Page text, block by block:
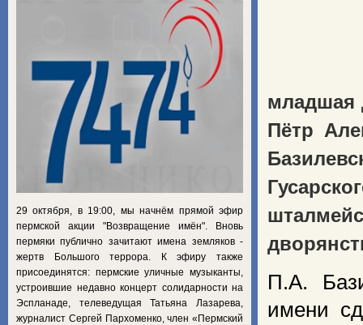
младшая
Пётр
П.А.
имени
29 октября, в 19:00, мы начнём прямой эфир
пермской акции "Возвращение имён". Вновь
пермяки публично зачитают имена земляков -
жертв Большого террора. К эфиру также
присоединятся: пермские уличные музыканты,
устроившие недавно концерт солидарности на
Эспланаде, телеведущая Татьяна Лазарева,
журналист Сергей Пархоменко, член «Пермский